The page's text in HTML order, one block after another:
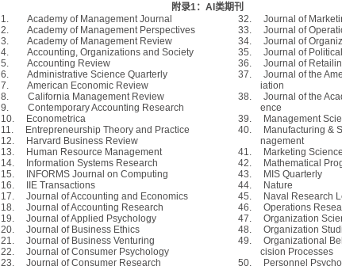
附录1 ： AI类期刊
1.
Academy of Management Journal
2.
Academy of Management Perspectives
3.
Academy of Management Review
4.
Accounting, Organizations and Society
5.
Accounting Review
6.
Administrative Science Quarterly
7.
American Economic Review
8.
California Management Review
9.
Contemporary Accounting Research
10.
Econometrica
11.
Entrepreneurship Theory and Practice
12.
Harvard Business Review
13.
Human Resource Management
14.
Information Systems Research
15.
INFORMS Journal on Computing
16.
IIE Transactions
17.
Journal of Accounting and Economics
18.
Journal of Accounting Research
19.
Journal of Applied Psychology
20.
Journal of Business Ethics
21.
Journal of Business Venturing
22.
Journal of Consumer Psychology
23.
Journal of Consumer Research
32.
Journal of
33.
Journal of
34.
Journal of
35.
Journal of
36.
Journal of
37.
Journal of the
iation
38.
Journal of the
ence
39.
Management
40.
Manufacturing &
nagement
41.
Marketing Science
42.
Mathematical
43.
MIS Quarterly
44.
Nature
45.
Naval Research
46.
Operations
47.
Organization
48.
Organization
49.
Organizational
cision Processes
50.
Personnel